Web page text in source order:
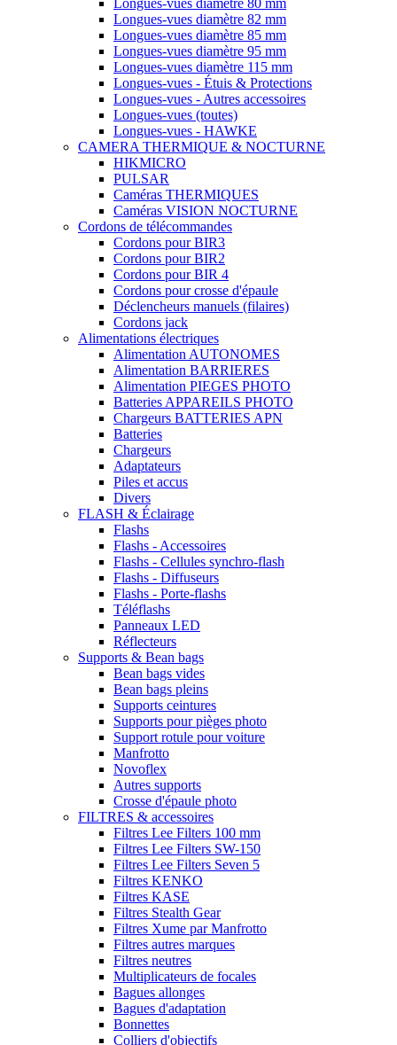
Longues-vues diamètre 80 mm
Longues-vues diamètre 82 mm
Longues-vues diamètre 85 mm
Longues-vues diamètre 95 mm
Longues-vues diamètre 115 mm
Longues-vues - Étuis & Protections
Longues-vues - Autres accessoires
Longues-vues (toutes)
Longues-vues - HAWKE
CAMERA THERMIQUE & NOCTURNE
HIKMICRO
PULSAR
Caméras THERMIQUES
Caméras VISION NOCTURNE
Cordons de télécommandes
Cordons pour BIR3
Cordons pour BIR2
Cordons pour BIR 4
Cordons pour crosse d'épaule
Déclencheurs manuels (filaires)
Cordons jack
Alimentations électriques
Alimentation AUTONOMES
Alimentation BARRIERES
Alimentation PIEGES PHOTO
Batteries APPAREILS PHOTO
Chargeurs BATTERIES APN
Batteries
Chargeurs
Adaptateurs
Piles et accus
Divers
FLASH & Éclairage
Flashs
Flashs - Accessoires
Flashs - Cellules synchro-flash
Flashs - Diffuseurs
Flashs - Porte-flashs
Téléflashs
Panneaux LED
Réflecteurs
Supports & Bean bags
Bean bags vides
Bean bags pleins
Supports ceintures
Supports pour pièges photo
Support rotule pour voiture
Manfrotto
Novoflex
Autres supports
Crosse d'épaule photo
FILTRES & accessoires
Filtres Lee Filters 100 mm
Filtres Lee Filters SW-150
Filtres Lee Filters Seven 5
Filtres KENKO
Filtres KASE
Filtres Stealth Gear
Filtres Xume par Manfrotto
Filtres autres marques
Filtres neutres
Multiplicateurs de focales
Bagues allonges
Bagues d'adaptation
Bonnettes
Colliers d'objectifs